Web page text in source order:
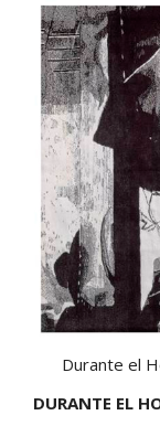
Durante el
DURANTE EL